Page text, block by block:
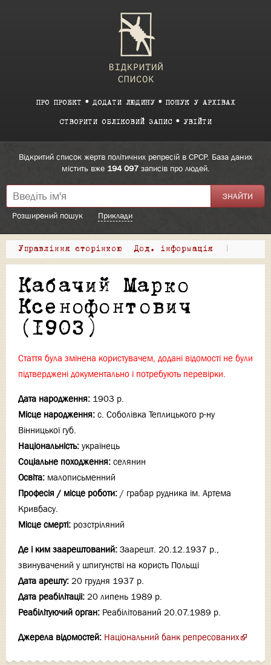
ПРО ПРОЕКТ ДОДАТИ ЛЮДИНУ ПОШУК У АРХІВАХ
СТВОРИТИ ОБЛІКОВИЙ ЗАПИС УВІЙТИ
Відкритий список жертв політичних репресій в СРСР. База даних
містить вже 194 097записів про людей.
Розширений пошук Приклади
Управління сторінкою Дод. інформація |
Кабачий Марко
Ксенофонтович
(1903)
Стаття була змінена користувачем, додані відомості не були
підтверджені документально і потребують перевірки.
Дата народження: 1903 р.
Місце народження: с. Соболівка Теплицького р-ну
Вінницької губ.
Національність: українець
Соціальне походження: селянин
Освіта: малописьменний
Професія / місце роботи: / грабар рудника ім. Артема
Кривбасу.
Місце смерті: розстріляний
Де і ким заарештований: Заарешт. 20.12.1937 р.,
звинувачений у шпигунстві на користь Польщі
Дата арешту: 20 грудня 1937 р.
Дата реабілітаціi: 20 липень 1989 р.
Реабілітуючий орган: Реабілітований 20.07.1989 р.
Джерела відомостей: Національний банк репресованих